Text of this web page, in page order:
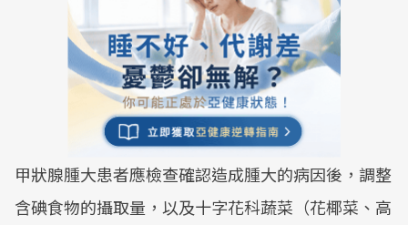
甲狀腺腫大患者應檢查確認造成腫大的病因後，調整
含碘食物的攝取量，以及十字花科蔬菜（花椰菜、高